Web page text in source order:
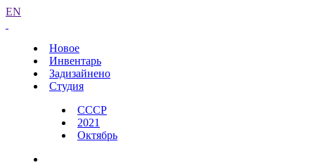
EN
Новое
Инвентарь
Задизайнено
Студия
СССР
2021
Октябрь